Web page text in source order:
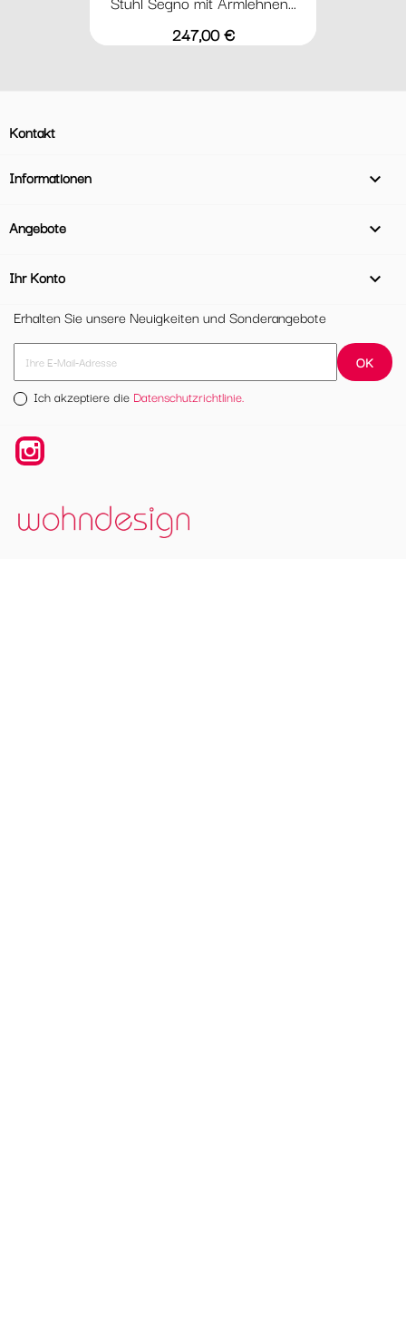
Preis
247,00 €
Kontakt
Informationen 
Angebote 
Ihr Konto

Erhalten Sie unsere Neuigkeiten und Sonderangebote
Ich akzeptiere die Datenschutzrichtlinie.